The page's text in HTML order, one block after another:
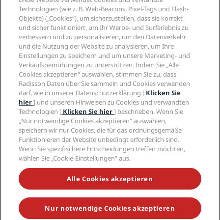
Neue und aufstrebende Hotels
Radisson Hotels APP
„Sports Approved“-Hotels
Familienfreundliche Hotels
Gesundheit & Sicherheit
Radisson Hotel Group
Medien
Karriere RHG
Karriere PPHE
Karrieren EHL
The Club by RHG
Entwicklungsmöglichkeiten
Responsible Business – Unser Engagement
Einkauf
Rechtliches
Privacy Centre
Rechtliche Hinweise
Radisson Rewards Geschäftsbedingungen
Website-Nutzungsvereinbarung
Digitale Barrierefreiheit
Moderne Sklaverei – Erklärung
Hilfe
Verbrauchermeldungen
Kontakt
FAQ
Inhaltsübersicht
Soziale Medien
Marken von Radisson Hotels
VERPASSEN SIE NIEMALS UNSERE BELIEBTESTEN
ANGEBOTE
© 2026 Radisson Hotel Group.Alle Rechte vorbehalten. RHG Radisson
Technologien (wie z. B. Web-Beacons, Pixel-Tags und Flash-
Objekte) („Cookies“), um sicherzustellen, dass sie korrekt
und sicher funktioniert, um Ihr Werbe- und Surferlebnis zu
verbessern und zu personalisieren, um den Datenverkehr
und die Nutzung der Website zu analysieren, um Ihre
Einstellungen zu speichern und um unsere Marketing- und
Verkaufsbemühungen zu unterstützen. Indem Sie „Alle
Cookies akzeptieren“ auswählen, stimmen Sie zu, dass
Radisson Daten über Sie sammeln und Cookies verwenden
darf, wie in unserer Datenschutzerklärung [ Klicken Sie
hier] und unseren Hinweisen zu Cookies und verwandten
Technologien [ Klicken Sie hier] beschrieben. Wenn Sie
„Nur notwendige Cookies akzeptieren“ auswählen,
speichern wir nur Cookies, die für das ordnungsgemäße
Funktionieren der Website unbedingt erforderlich sind.
Wenn Sie spezifischere Entscheidungen treffen möchten,
wählen Sie „Cookie-Einstellungen“ aus.
Alle Cookies akzeptieren
Nur notwendige Cookies akzeptieren